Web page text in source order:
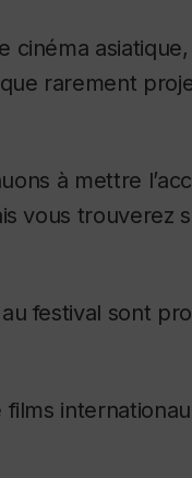
cinéma
rarement
à mettre
vous trouverez
festival sont